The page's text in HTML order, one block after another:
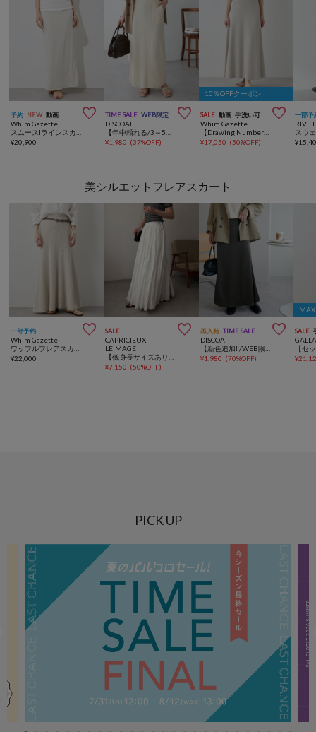
予約 NEW 動画 
Whim Gazette
¥20,900
TIME SALE WEB限定 
DISCOAT
¥1,980 (37%OFF)
10％OFFクーポン
SALE 動画 手洗い可 
Whim Gazette
【Drawing Numbers】ニットフレアロングスカート
¥17,050 (50%OFF)
一部予
RIVE
¥
美シルエットフレアスカート
一部予約 
Whim Gazette
¥22,000
SALE 
CAPRICIEUX
LE'MAGE
¥7,150 (50%OFF)
再入荷 TIME SALE 
DISCOAT
¥1,980 (70%OFF)
SALE
¥
PICK UP